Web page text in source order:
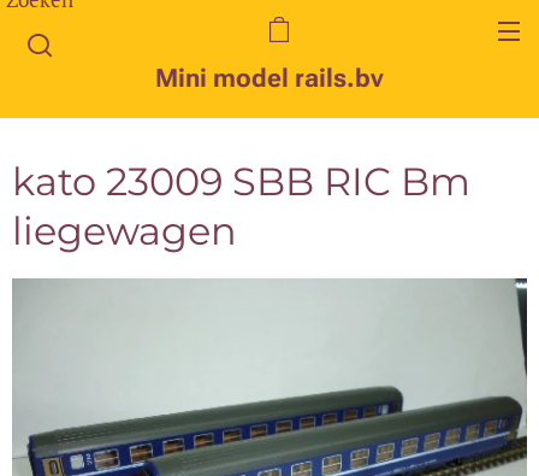
Mini model rails.bv
kato 23009 SBB RIC Bm
liegewagen